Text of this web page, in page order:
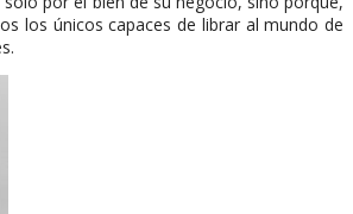
los únicos capaces de librar al mundo de